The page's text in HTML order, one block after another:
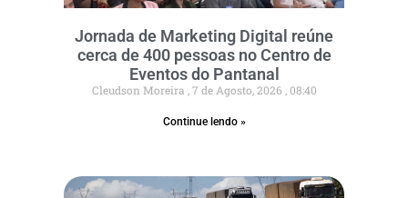
Jornada de Marketing Digital reúne
cerca de 400 pessoas no Centro de
Eventos do Pantanal
Cleudson Moreira 7 de Agosto, 2026 08:40
Continue lendo »